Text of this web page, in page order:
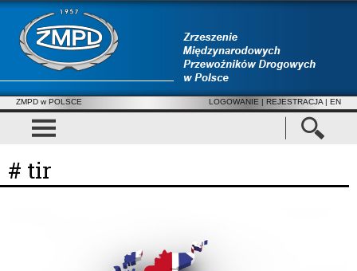
ZMPD w POLSCE LOGOWANIE | REJESTRACJA | EN
# tir